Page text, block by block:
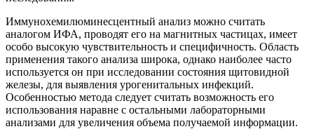
Иммунохемилюминесцентный анализ можно считать
аналогом ИФА, проводят его на магнитных частицах, имеет
особо высокую чувствительность и специфичность. Область
применения такого анализа широка, однако наиболее часто
используется он при исследовании состояния щитовидной
железы, для выявления урогенитальных инфекций.
Особенностью метода следует считать возможность его
использования наравне с остальными лабораторными
анализами для увеличения объема получаемой информации.